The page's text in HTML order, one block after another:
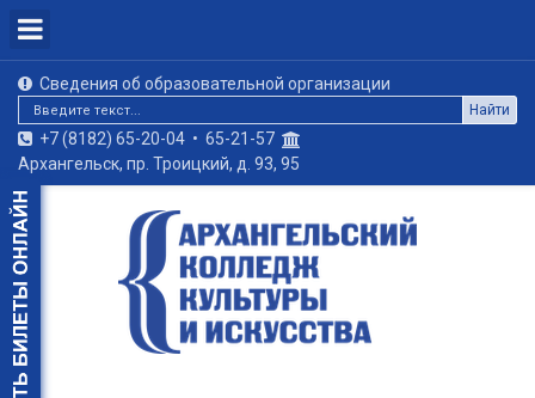
Сведения об образовательной организации
Найти
+7 (8182) 65-20-04 • 65-21-57
Архангельск, пр. Троицкий, д. 93, 95